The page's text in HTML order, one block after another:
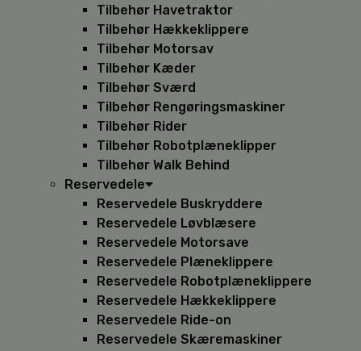
Tilbehør Havetraktor
Tilbehør Hækkeklippere
Tilbehør Motorsav
Tilbehør Kæder
Tilbehør Sværd
Tilbehør Rengøringsmaskiner
Tilbehør Rider
Tilbehør Robotplæneklipper
Tilbehør Walk Behind
Reservedele
Reservedele Buskryddere
Reservedele Løvblæsere
Reservedele Motorsave
Reservedele Plæneklippere
Reservedele Robotplæneklippere
Reservedele Hækkeklippere
Reservedele Ride-on
Reservedele Skæremaskiner